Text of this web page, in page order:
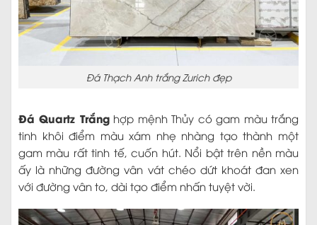
Đá Thạch Anh trắng Zurich đẹp
Đá Quartz Trắnghợp mệnh Thủy có gam màu trắng
tinh khôi điểm màu xám nhẹ nhàng tạo thành một
gam màu rất tinh tế, cuốn hút. Nổi bật trên nền màu
ấy là những đường vân vát chéo dứt khoát đan xen
với đường vân to, dài tạo điểm nhấn tuyệt vời.